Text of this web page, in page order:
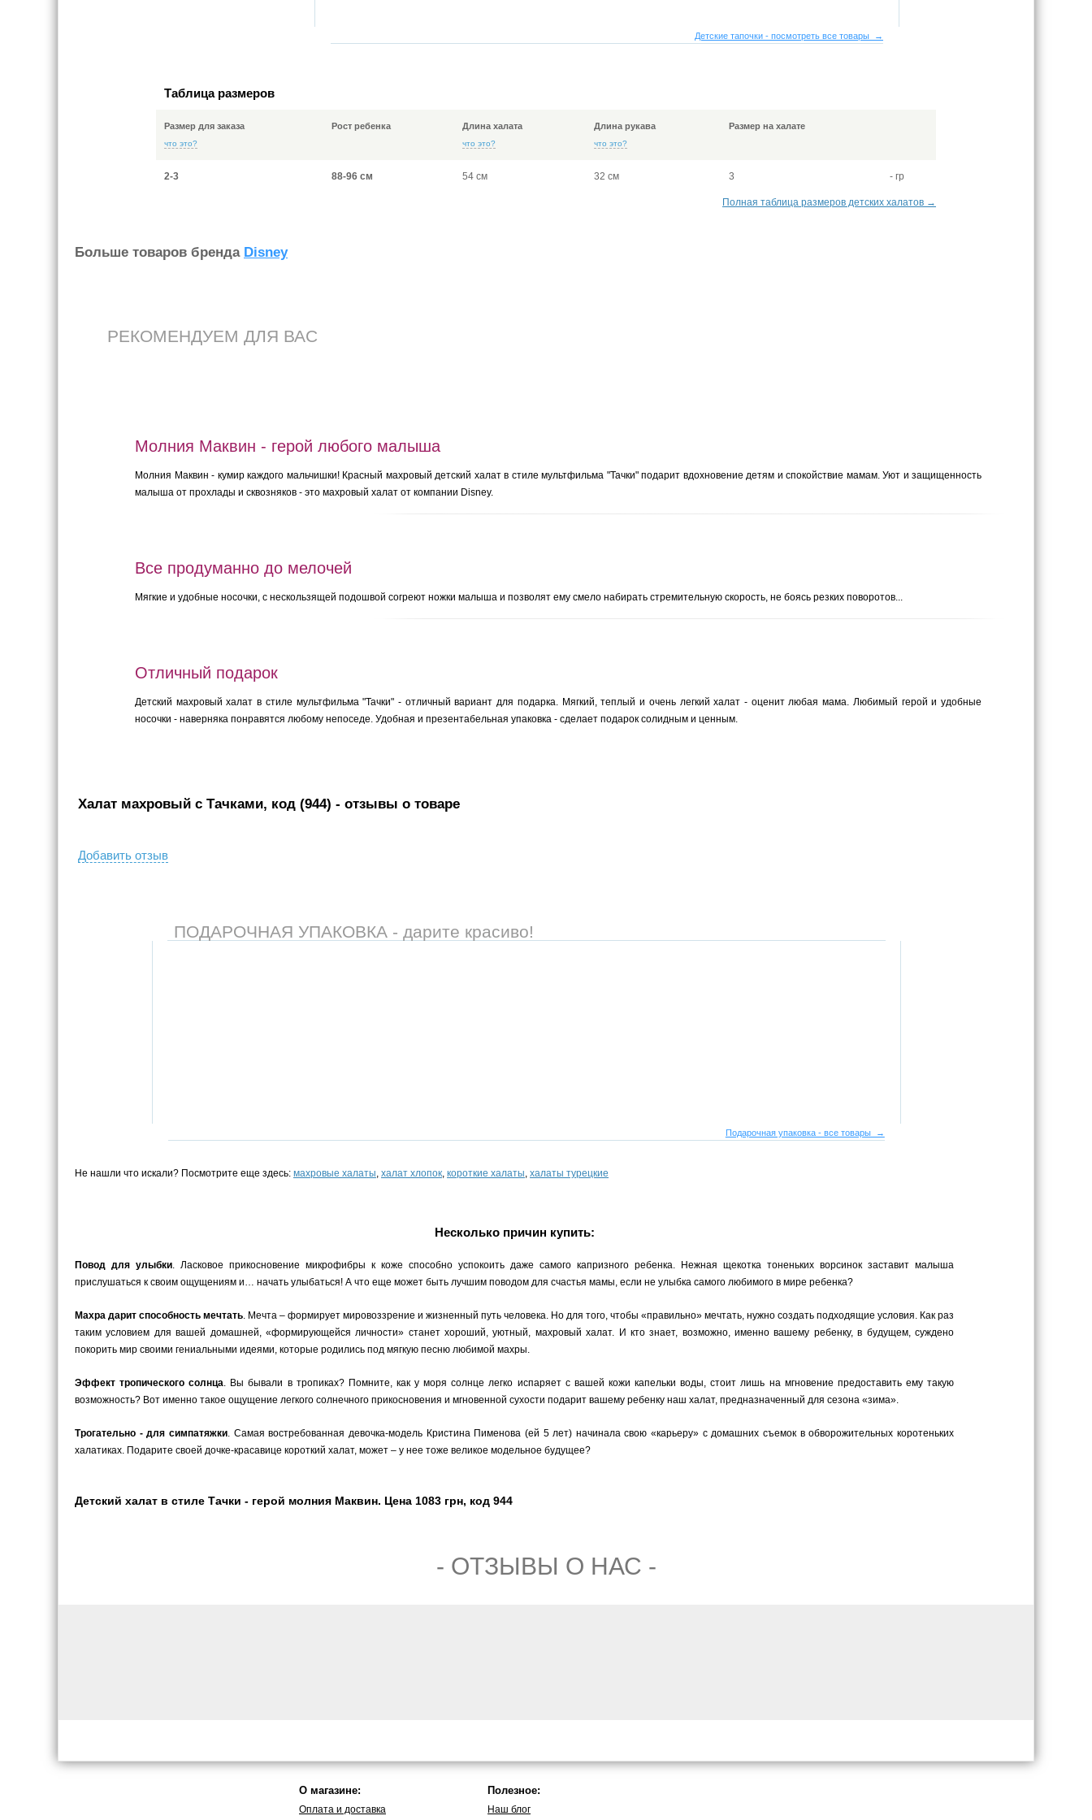
Детские тапочки - посмотреть все товары →
Таблица размеров
Размер для заказа
что это?
Рост ребенка Длина халата
что это?
Длина рукава
что это?
Размер на халате
2-3 88-96 см 54 см 32 см 3 - гр
Полная таблица размеров детских халатов →
Больше товаров бренда Disney
РЕКОМЕНДУЕМ ДЛЯ ВАС
Молния Маквин - герой любого малыша
Молния Маквин - кумир каждого мальчишки! Красный махровый детский халат в стиле мультфильма "Тачки" подарит вдохновение детям и спокойствие мамам. Уют и защищенность
малыша от прохлады и сквозняков - это махровый халат от компании Disney.
Все продуманно до мелочей
Мягкие и удобные носочки, с нескользящей подошвой согреют ножки малыша и позволят ему смело набирать стремительную скорость, не боясь резких поворотов...
Отличный подарок
Детский махровый халат в стиле мультфильма "Тачки" - отличный вариант для подарка. Мягкий, теплый и очень легкий халат - оценит любая мама. Любимый герой и удобные
носочки - наверняка понравятся любому непоседе. Удобная и презентабельная упаковка - сделает подарок солидным и ценным.
Халат махровый с Тачками, код (944) - отзывы о товаре
Добавить отзыв
ПОДАРОЧНАЯ УПАКОВКА - дарите красиво!
Подарочная упаковка - все товары →
Не нашли что искали? Посмотрите еще здесь: махровые халаты, халат хлопок, короткие халаты, халаты турецкие
Несколько причин купить:
Повод для улыбки. Ласковое прикосновение микрофибры к коже способно успокоить даже самого капризного ребенка. Нежная щекотка тоненьких ворсинок заставит малыша
прислушаться к своим ощущениям и… начать улыбаться! А что еще может быть лучшим поводом для счастья мамы, если не улыбка самого любимого в мире ребенка?
Махра дарит способность мечтать. Мечта – формирует мировоззрение и жизненный путь человека. Но для того, чтобы «правильно» мечтать, нужно создать подходящие условия. Как раз
таким условием для вашей домашней, «формирующейся личности» станет хороший, уютный, махровый халат. И кто знает, возможно, именно вашему ребенку, в будущем, суждено
покорить мир своими гениальными идеями, которые родились под мягкую песню любимой махры.
Эффект тропического солнца. Вы бывали в тропиках? Помните, как у моря солнце легко испаряет с вашей кожи капельки воды, стоит лишь на мгновение предоставить ему такую
возможность? Вот именно такое ощущение легкого солнечного прикосновения и мгновенной сухости подарит вашему ребенку наш халат, предназначенный для сезона «зима».
Трогательно - для симпатяжки. Самая востребованная девочка-модель Кристина Пименова (ей 5 лет) начинала свою «карьеру» с домашних съемок в обворожительных коротеньких
халатиках. Подарите своей дочке-красавице короткий халат, может – у нее тоже великое модельное будущее?
Детский халат в стиле Тачки - герой молния Маквин. Цена 1083 грн, код 944
- ОТЗЫВЫ О НАС -
О магазине:
Оплата и доставка
Полезное:
Наш блог